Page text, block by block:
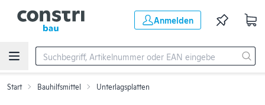
Anmelden
Start Bauhilfsmittel Unterlagsplatten